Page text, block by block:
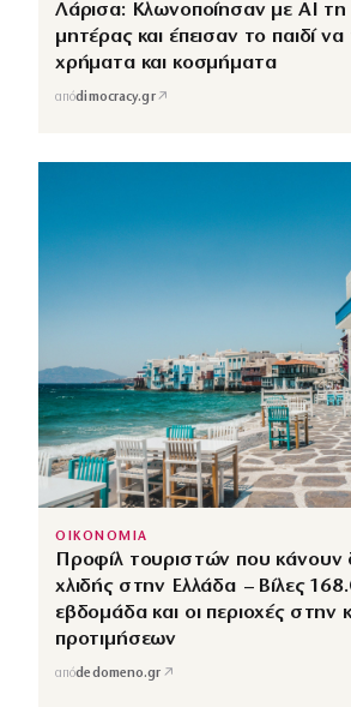
Λάρισα: Κλωνοποίησαν με AI
μητέρας και έπεισαν το παιδί
χρήματα και κοσμήματα
απόdimocracy.gr↗
ΟΙΚΟΝΟΜΙΑ
Προφίλ τουριστών που κάνουν
χλιδής στην Ελλάδα – Βίλες
εβδομάδα και οι περιοχές
προτιμήσεων
απόdedomeno.gr ↗